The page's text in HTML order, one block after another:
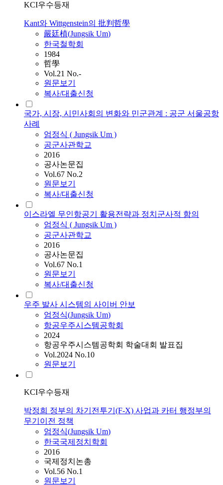
KCI우수등재
Kant와 Wittgenstein의 批判哲學
嚴廷植(Jungsik Um)
한국철학회
1984
哲學
Vol.21 No.-
원문보기
복사/대출신청
국가, 시장, 시민사회의 변화와 민군관계 : 공군 서울공항
사례
엄정식 ( Jungsik Um )
공군사관학교
2016
공사논문집
Vol.67 No.2
원문보기
복사/대출신청
이스라엘 무인항공기 활용전략과 정치군사적 함의
엄정식 ( Jungsik Um )
공군사관학교
2016
공사논문집
Vol.67 No.1
원문보기
복사/대출신청
우주 발사 시스템의 사이버 안보
엄정식(Jungsik Um)
항공우주시스템공학회
2024
항공우주시스템공학회 학술대회 발표집
Vol.2024 No.10
원문보기
KCI우수등재
박정희 정부의 차기전투기(F-X) 사업과 카터 행정부의
무기이전 정책
엄정식(Jungsik Um)
한국국제정치학회
2016
국제정치논총
Vol.56 No.1
원문보기